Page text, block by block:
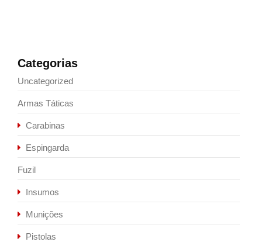
Categorias
Uncategorized
Armas Táticas
Carabinas
Espingarda
Fuzil
Insumos
Munições
Pistolas